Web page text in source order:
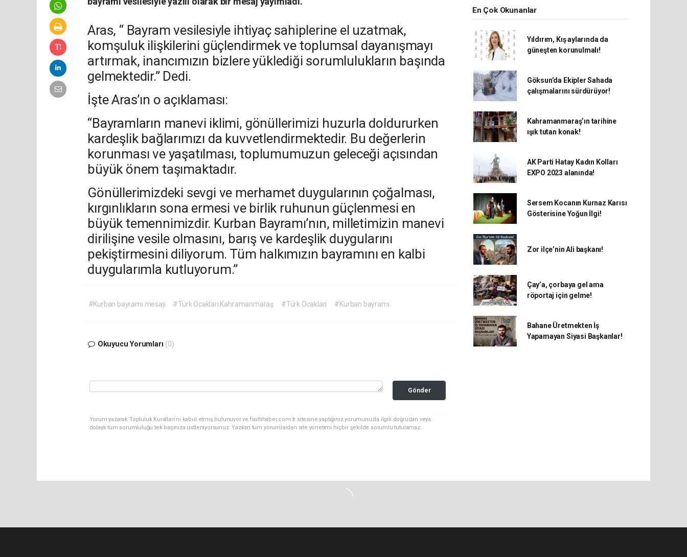
Aras, “ Bayram vesilesiyle ihtiyaç sahiplerine el uzatmak,
komşuluk ilişkilerini güçlendirmek ve toplumsal dayanışmayı
artırmak, inancımızın bizlere yüklediği sorumlulukların başında
gelmektedir.” Dedi.
İşte Aras’ın o açıklaması:
“Bayramların manevi iklimi, gönüllerimizi huzurla doldururken
kardeşlik bağlarımızı da kuvvetlendirmektedir. Bu değerlerin
korunması ve yaşatılması, toplumumuzun geleceği açısından
büyük önem taşımaktadır.
Gönüllerimizdeki sevgi ve merhamet duygularının çoğalması,
kırgınlıkların sona ermesi ve birlik ruhunun güçlenmesi en
büyük temennimizdir. Kurban Bayramı’nın, milletimizin manevi
dirilişine vesile olmasını, barış ve kardeşlik duygularını
pekiştirmesini diliyorum. Tüm halkımızın bayramını en kalbi
duygularımla kutluyorum.”
#Kurban bayramı mesajı #Türk Ocakları Kahramanmaraş #Türk Ocakları #Kurban bayramı
Okuyucu Yorumları (0)
Gönder
Yorum yazarak Topluluk Kuralları’nı kabul etmiş bulunuyor ve fisiltihaber.com.tr sitesine yaptığınız yorumunuzla ilgili doğrudan veya
dolaylı tüm sorumluluğu tek başınıza üstleniyorsunuz. Yazılan tüm yorumlardan site yönetimi hiçbir şekilde sorumlu tutulamaz.
En Çok Okunanlar
Yıldırım, Kış aylarında da
güneşten korunulmalı!
Göksun’da Ekipler Sahada
çalışmalarını sürdürüyor!
Kahramanmaraş’ın tarihine
ışık tutan konak!
AK Parti Hatay Kadın Kolları
EXPO 2023 alanında!
Sersem Kocanın Kurnaz Karısı
Gösterisine Yoğun İlgi!
Zor ilçe’nin Ali başkanı!
Çay’a, çorbaya gel ama
röportaj için gelme!
Bahane Üretmekten İş
Yapamayan Siyasi Başkanlar!